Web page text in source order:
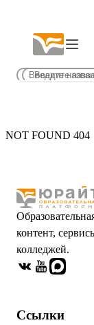
NOT FOUND 404
контент,
колледжей.
Ссылки